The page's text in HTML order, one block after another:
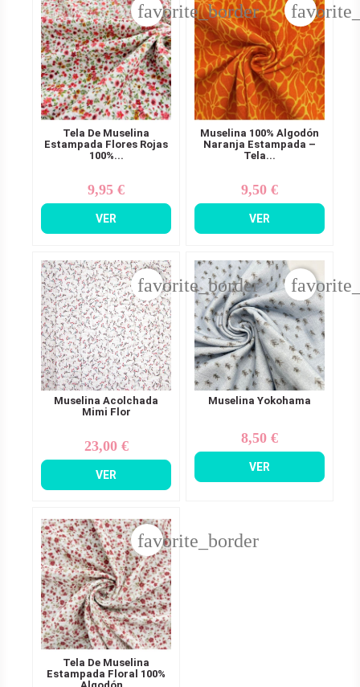
Tela De Muselina
Estampada Flores Rojas
100%...
Precio
9,95 €
VER
favorite_border
Muselina 100% Algodón
Naranja Estampada –
Tela...
Precio
9,50 €
VER
Muselina Acolchada
Mimi Flor
Precio
23,00 €
VER
favorite_border
Muselina Yokohama
Precio
8,50 €
VER
Tela De Muselina
Estampada Floral 100%
favorite_border